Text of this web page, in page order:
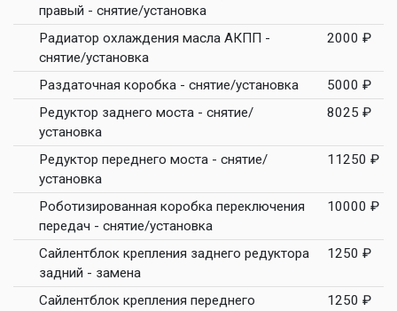
правый - снятие/установка
Радиатор охлаждения масла АКПП -
снятие/установка
2000 ₽
Раздаточная коробка - снятие/установка
5000 ₽
Редуктор заднего моста - снятие/
установка
8025 ₽
Редуктор переднего моста - снятие/
установка
11250 ₽
Роботизированная коробка переключения
передач - снятие/установка
10000 ₽
Сайлентблок крепления заднего редуктора
задний - замена
1250 ₽
Сайлентблок крепления переднего
1250 ₽